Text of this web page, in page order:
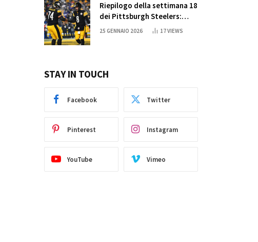
Riepilogo della settimana 18
dei Pittsburgh Steelers:
credi nei miracoli?
25 GENNAIO 2026 17VIEWS
STAY IN TOUCH
Facebook Twitter
Pinterest Instagram
YouTube Vimeo